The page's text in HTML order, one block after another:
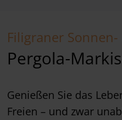
Filigraner
Pergola-
Genießen Sie das
Freien – und zwar